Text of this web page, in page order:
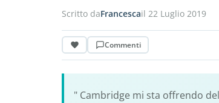
Scritto daFrancescail 22 Luglio 2019
Commenti
" Cambridge mi sta offrendo